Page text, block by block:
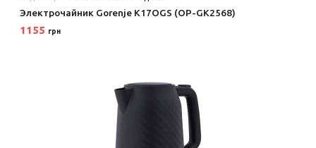
Электрочайник Gorenje K17OGS (OP-GK2568)
1155 грн